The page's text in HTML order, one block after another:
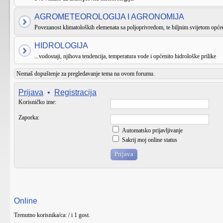
AGROMETEOROLOGIJA I AGRONOMIJA
Povezanost klimatoloških elemenata sa poljoprivredom, te biljnim svijetom
HIDROLOGIJA
...vodostaji, njihova tendencija, temperatura vode i općenito hidrološke prilike
Nemaš dopuštenje za pregledavanje tema na ovom forumu.
Prijava • Registracija
Korisničko ime:
Zaporka:
Automatsko prijavljivanje
Sakrij moj online status
Online
Trenutno korisnika/ca: / i 1 gost.